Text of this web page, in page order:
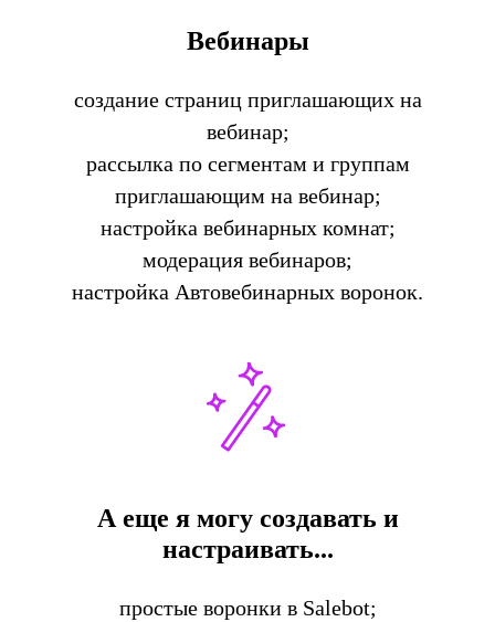
Вебинары
создание страниц приглашающих на
вебинар;
рассылка по сегментам и группам
приглашающим на вебинар;
настройка вебинарных комнат;
модерация вебинаров;
настройка Автовебинарных воронок.
А еще я могу создавать и
настраивать...
простые воронки в Salebot;